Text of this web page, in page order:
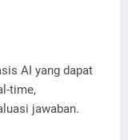
AI yang dapat
time,
jawaban.